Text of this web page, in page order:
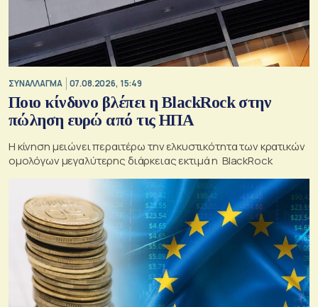
ΣΥΝΑΛΛΑΓΜΑ 07.08.2026, 15:49
Ποιο κίνδυνο βλέπει η BlackRock στην
πώληση ευρώ από τις ΗΠΑ
Η κίνηση μειώνει περαιτέρω την ελκυστικότητα των κρατικών
ομολόγων μεγαλύτερης διάρκειας εκτιμά η BlackRock